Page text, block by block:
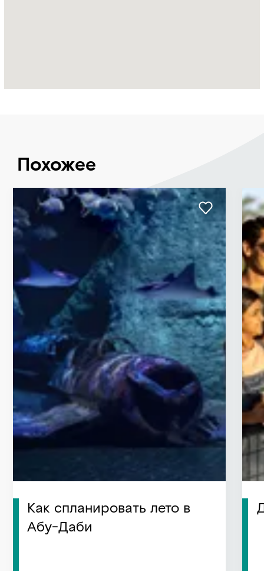
Похожее
Как спланировать лето в
Абу-Даби